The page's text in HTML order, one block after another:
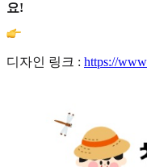
요!
디자인 링크 : https://